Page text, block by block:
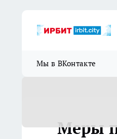
Мы в ВКонтакте
Меры